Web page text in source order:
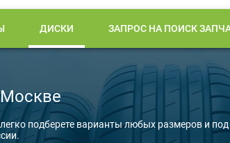
ДИСКИ ЗАПРОС НА ПОИСК
подберете варианты любых размеров и под